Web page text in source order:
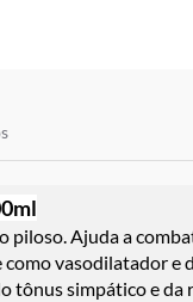
Ajuda a
vasodilatador e
simpático e